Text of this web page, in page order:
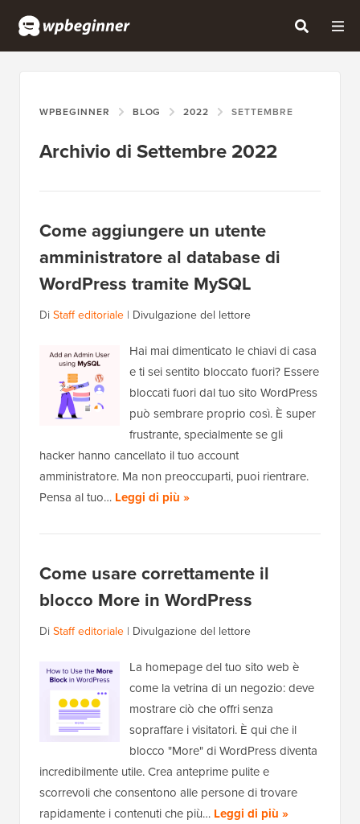
WPBEGINNER BLOG 2022 SETTEMBRE
Archivio di Settembre 2022
Come aggiungere un utente
amministratore al database di
WordPress tramite MySQL
DiStaff editoriale | Divulgazione del lettore
Hai mai dimenticato le chiavi di casa
e ti sei sentito bloccato fuori? Essere
bloccati fuori dal tuo sito WordPress
può sembrare proprio così. È super
frustrante, specialmente se gli
hacker hanno cancellato il tuo account
amministratore. Ma non preoccuparti, puoi rientrare.
Pensa al tuo… Leggi di più »
Come usare correttamente il
blocco More in WordPress
DiStaff editoriale | Divulgazione del lettore
La homepage del tuo sito web è
come la vetrina di un negozio: deve
mostrare ciò che offri senza
sopraffare i visitatori. È qui che il
blocco "More" di WordPress diventa
incredibilmente utile. Crea anteprime pulite e
scorrevoli che consentono alle persone di trovare
rapidamente i contenuti che più… Leggi di più »